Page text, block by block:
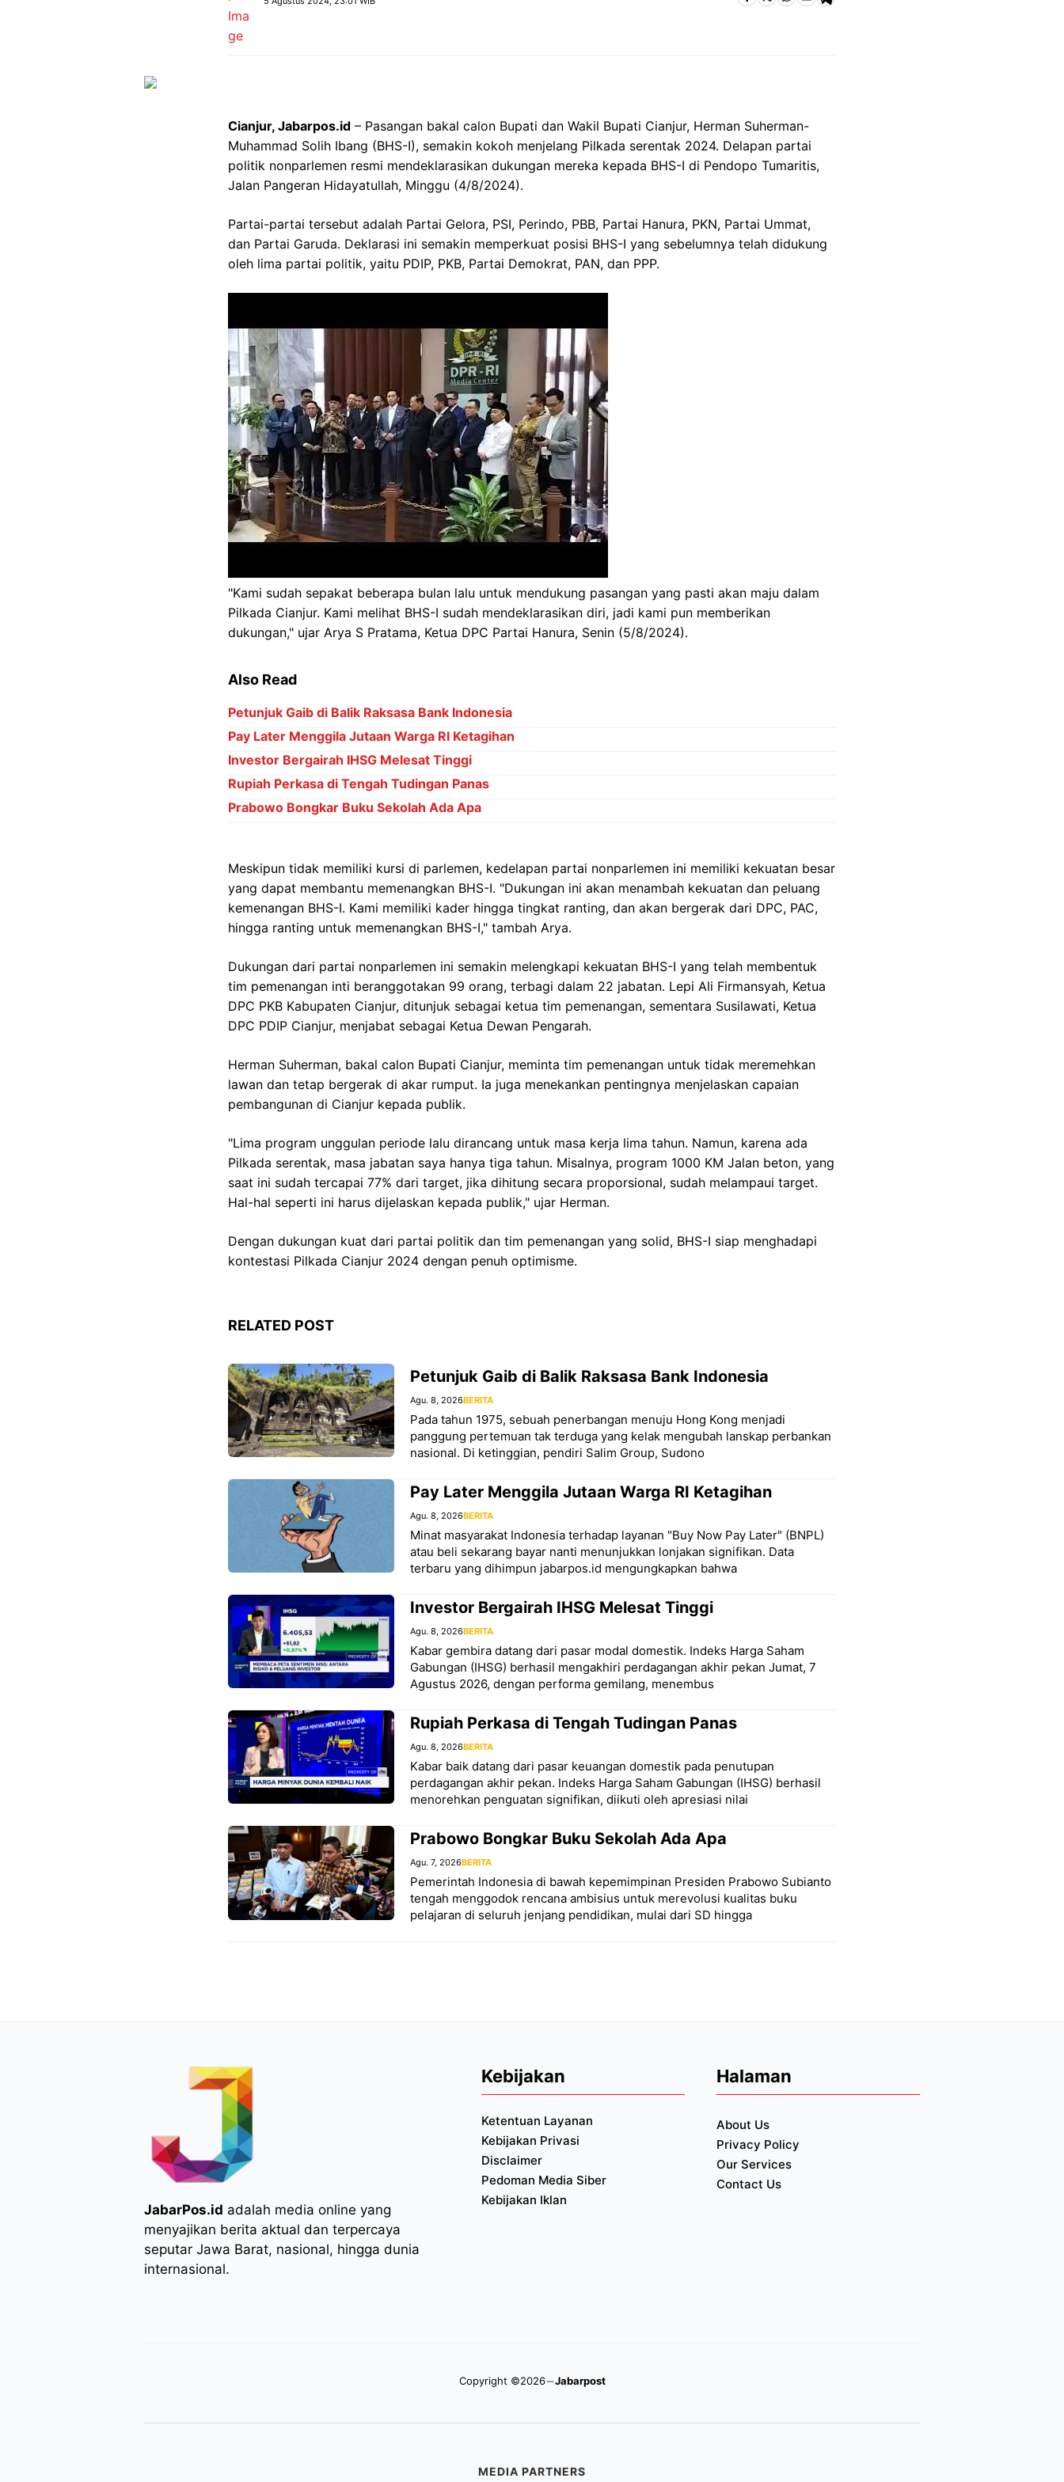
Cianjur, Jabarpos.id – Pasangan bakal calon Bupati dan Wakil Bupati Cianjur, Herman Suherman-
Muhammad Solih Ibang (BHS-I), semakin kokoh menjelang Pilkada serentak 2024. Delapan partai
politik nonparlemen resmi mendeklarasikan dukungan mereka kepada BHS-I di Pendopo Tumaritis,
Jalan Pangeran Hidayatullah, Minggu (4/8/2024).
Partai-partai tersebut adalah Partai Gelora, PSI, Perindo, PBB, Partai Hanura, PKN, Partai Ummat,
dan Partai Garuda. Deklarasi ini semakin memperkuat posisi BHS-I yang sebelumnya telah didukung
oleh lima partai politik, yaitu PDIP, PKB, Partai Demokrat, PAN, dan PPP.
"Kami sudah sepakat beberapa bulan lalu untuk mendukung pasangan yang pasti akan maju dalam
Pilkada Cianjur. Kami melihat BHS-I sudah mendeklarasikan diri, jadi kami pun memberikan
dukungan," ujar Arya S Pratama, Ketua DPC Partai Hanura, Senin (5/8/2024).
Also Read
Petunjuk Gaib di Balik Raksasa Bank Indonesia
Pay Later Menggila Jutaan Warga RI Ketagihan
Investor Bergairah IHSG Melesat Tinggi
Rupiah Perkasa di Tengah Tudingan Panas
Prabowo Bongkar Buku Sekolah Ada Apa
Meskipun tidak memiliki kursi di parlemen, kedelapan partai nonparlemen ini memiliki kekuatan besar
yang dapat membantu memenangkan BHS-I. "Dukungan ini akan menambah kekuatan dan peluang
kemenangan BHS-I. Kami memiliki kader hingga tingkat ranting, dan akan bergerak dari DPC, PAC,
hingga ranting untuk memenangkan BHS-I," tambah Arya.
Dukungan dari partai nonparlemen ini semakin melengkapi kekuatan BHS-I yang telah membentuk
tim pemenangan inti beranggotakan 99 orang, terbagi dalam 22 jabatan. Lepi Ali Firmansyah, Ketua
DPC PKB Kabupaten Cianjur, ditunjuk sebagai ketua tim pemenangan, sementara Susilawati, Ketua
DPC PDIP Cianjur, menjabat sebagai Ketua Dewan Pengarah.
Herman Suherman, bakal calon Bupati Cianjur, meminta tim pemenangan untuk tidak meremehkan
lawan dan tetap bergerak di akar rumput. Ia juga menekankan pentingnya menjelaskan capaian
pembangunan di Cianjur kepada publik.
"Lima program unggulan periode lalu dirancang untuk masa kerja lima tahun. Namun, karena ada
Pilkada serentak, masa jabatan saya hanya tiga tahun. Misalnya, program 1000 KM Jalan beton, yang
saat ini sudah tercapai 77% dari target, jika dihitung secara proporsional, sudah melampaui target.
Hal-hal seperti ini harus dijelaskan kepada publik," ujar Herman.
Dengan dukungan kuat dari partai politik dan tim pemenangan yang solid, BHS-I siap menghadapi
kontestasi Pilkada Cianjur 2024 dengan penuh optimisme.
RELATED POST
Petunjuk Gaib di Balik Raksasa Bank Indonesia
Agu. 8, 2026BERITA
Pada tahun 1975, sebuah penerbangan menuju Hong Kong menjadi
panggung pertemuan tak terduga yang kelak mengubah lanskap perbankan
nasional. Di ketinggian, pendiri Salim Group, Sudono
Pay Later Menggila Jutaan Warga RI Ketagihan
Agu. 8, 2026BERITA
Minat masyarakat Indonesia terhadap layanan "Buy Now Pay Later" (BNPL)
atau beli sekarang bayar nanti menunjukkan lonjakan signifikan. Data
terbaru yang dihimpun jabarpos.id mengungkapkan bahwa
Investor Bergairah IHSG Melesat Tinggi
Agu. 8, 2026BERITA
Kabar gembira datang dari pasar modal domestik. Indeks Harga Saham
Gabungan (IHSG) berhasil mengakhiri perdagangan akhir pekan Jumat, 7
Agustus 2026, dengan performa gemilang, menembus
Rupiah Perkasa di Tengah Tudingan Panas
Agu. 8, 2026BERITA
Kabar baik datang dari pasar keuangan domestik pada penutupan
perdagangan akhir pekan. Indeks Harga Saham Gabungan (IHSG) berhasil
menorehkan penguatan signifikan, diikuti oleh apresiasi nilai
Prabowo Bongkar Buku Sekolah Ada Apa
Agu. 7, 2026BERITA
Pemerintah Indonesia di bawah kepemimpinan Presiden Prabowo Subianto
tengah menggodok rencana ambisius untuk merevolusi kualitas buku
pelajaran di seluruh jenjang pendidikan, mulai dari SD hingga
JabarPos.id adalah media online yang
menyajikan berita aktual dan terpercaya
seputar Jawa Barat, nasional, hingga dunia
internasional.
Kebijakan
Ketentuan Layanan
Kebijakan Privasi
Disclaimer
Pedoman Media Siber
Kebijakan Iklan
Halaman
About Us
Privacy Policy
Our Services
Contact Us
Copyright ©2026 Jabarpost
MEDIA PARTNERS